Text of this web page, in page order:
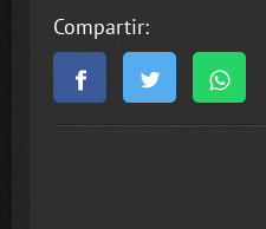
Compartir: